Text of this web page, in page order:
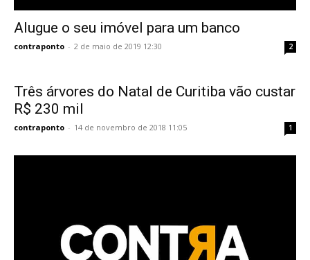
Alugue o seu imóvel para um banco
contraponto - 2 de maio de 2019 12:30 2
Três árvores do Natal de Curitiba vão custar
R$ 230 mil
contraponto - 14 de novembro de 2018 11:05 1